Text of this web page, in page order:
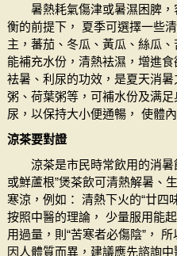
暑熱耗氣傷津或暑濕困脾
衡的前提下， 夏季可選擇一些
主，蕃茄、冬瓜、黃瓜、絲瓜
能補充水份，清熱袪濕，增進
袪暑、利尿的功效，是夏天消
粥、荷葉粥等，可補水份及满
尿，以保持大小便通暢， 使體
涼茶要對證
涼茶是市民時常飲用的消
或鮮蘆根”煲茶飲可清熱解暑、
寒涼，例如： 清熱下火的“廿四
按照中醫的理論， 少量服用能
用過量，則“苦寒者必傷陰”，
因人體質而異，建議應先諮詢中